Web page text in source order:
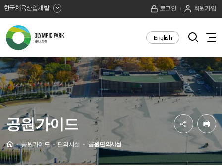
한국체육산업개발 로그인 회원가입
올
림
픽
공
원
English
기
전
메
뉴
보
기
공원가이드
Home공원가이드 편의시설 공원편의시설
SNS
공
프
린